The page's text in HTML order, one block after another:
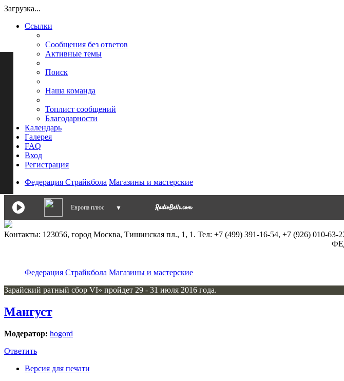
Загрузка...
Ссылки
Сообщения без ответов
Активные темы
Поиск
Наша команда
Топлист сообщений
Благодарности
Календарь
Галерея
FAQ
Вход
Регистрация
Федерация Страйкбола Магазины и мастерские
Европа плюс ▼
Контакты: 123056, город Москва, Тишинская пл., 1, 1. Тел: +7 (499) 391-16-54, +7 (926) 010-63-
Федерация Страйкбола Магазины и мастерские
Зарайский ратный сбор VI» пройдет 29 - 31 июля 2016 года.
Мангуст
Модератор: hogord
Ответить
Версия для печати